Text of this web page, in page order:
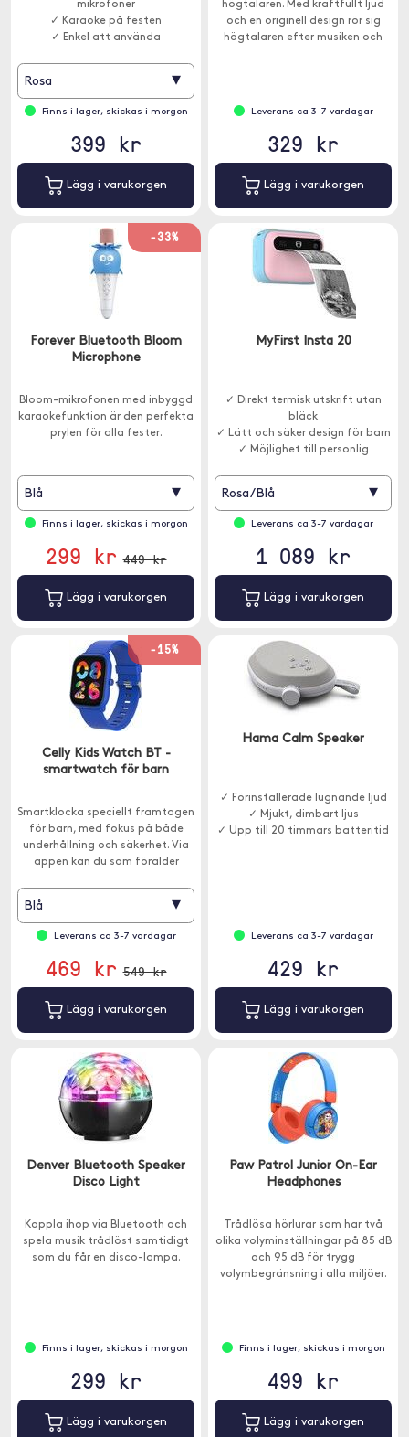
mikrofoner
✓ Karaoke på festen
✓ Enkel att använda
Rosa ▾
Finns i lager, skickas i morgon
399 kr
Lägg i varukorgen
högtalaren. Med kraftfullt ljud
och en originell design rör sig
högtalaren efter musiken och
Leverans ca 3-7 vardagar
329 kr
Lägg i varukorgen
-33%
Forever Bluetooth Bloom
Microphone
Bloom-mikrofonen med inbyggd
karaokefunktion är den perfekta
prylen för alla fester.
Blå ▾
Finns i lager, skickas i morgon
299 kr 449 kr
Lägg i varukorgen
MyFirst Insta 20
✓ Direkt termisk utskrift utan
bläck
✓ Lätt och säker design för barn
✓ Möjlighet till personlig
Rosa/Blå ▾
Leverans ca 3-7 vardagar
1 089 kr
Lägg i varukorgen
-15%
Celly Kids Watch BT -
smartwatch för barn
Smartklocka speciellt framtagen
för barn, med fokus på både
underhållning och säkerhet. Via
appen kan du som förälder
Blå ▾
Leverans ca 3-7 vardagar
469 kr 549 kr
Lägg i varukorgen
Hama Calm Speaker
✓ Förinstallerade lugnande ljud
✓ Mjukt, dimbart ljus
✓ Upp till 20 timmars batteritid
Leverans ca 3-7 vardagar
429 kr
Lägg i varukorgen
Denver Bluetooth Speaker
Disco Light
Koppla ihop via Bluetooth och
spela musik trådlöst samtidigt
som du får en disco-lampa.
Finns i lager, skickas i morgon
299 kr
Lägg i varukorgen
Paw Patrol Junior On-Ear
Headphones
Trådlösa hörlurar som har två
olika volyminställningar på 85 dB
och 95 dB för trygg
volymbegränsning i alla miljöer.
Finns i lager, skickas i morgon
499 kr
Lägg i varukorgen